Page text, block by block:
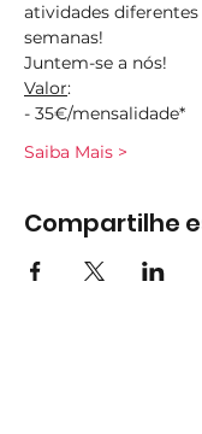
atividades diferentes
semanas!
Juntem-se a nós!
Valor:
- 35€/mensalidade*
Saiba Mais >
Compartilhe